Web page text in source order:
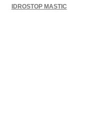
IDROSTOP MASTIC